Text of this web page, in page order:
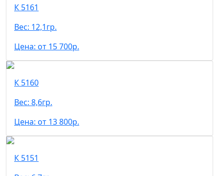
К 5161
Вес: 12,1гр.
Цена: от 15 700р.
К 5160
Вес: 8,6гр.
Цена: от 13 800р.
К 5151